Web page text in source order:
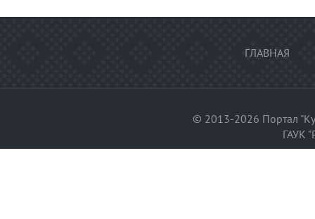
ГЛАВНАЯ
© 2013-2026 Портал
ГАУК